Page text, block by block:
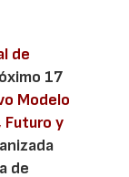
de
17
Modelo
Futuro y
de